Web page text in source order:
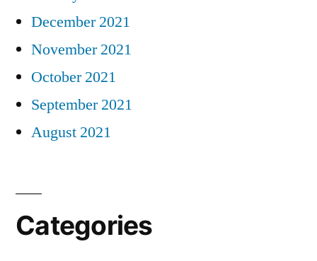
December 2021
November 2021
October 2021
September 2021
August 2021
Categories